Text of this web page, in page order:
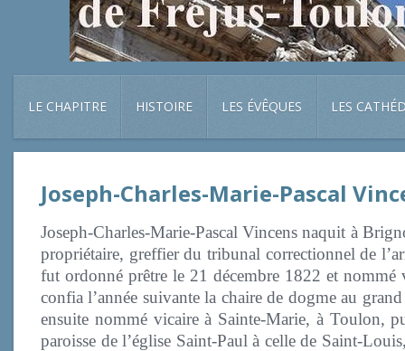
LE CHAPITRE HISTOIRE LES ÉVÊQUES LES
Joseph-Charles-Marie-Pascal
Joseph-Charles-Marie-Pascal Vincens naquit à
propriétaire, greffier du tribunal correctionnel de
fut ordonné prêtre le 21 décembre 1822 et
confia l’année suivante la chaire de dogme au
ensuite nommé vicaire à Sainte-Marie, à Toulon,
paroisse de l’église Saint-Paul à celle de Saint-